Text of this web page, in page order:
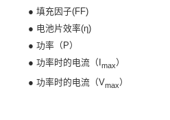
● 填充因子(FF)
● 电池片效率(η)
● 功率（P）
● 功率时的电流（Imax）
● 功率时的电流（Vmax）